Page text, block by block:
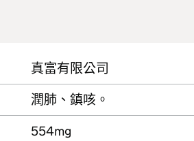
真富有限公司
潤肺、鎮咳。
554mg